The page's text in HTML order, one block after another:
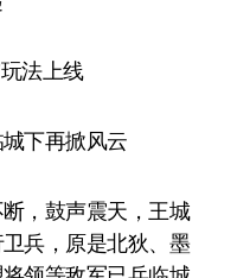
法上线
下再掀风云
，鼓声震天，王城
兵，原是北狄、墨